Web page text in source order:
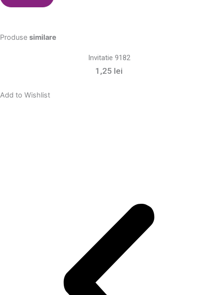
Produse similare
Invitatie 9182
1,25 lei
Add to Wishlist